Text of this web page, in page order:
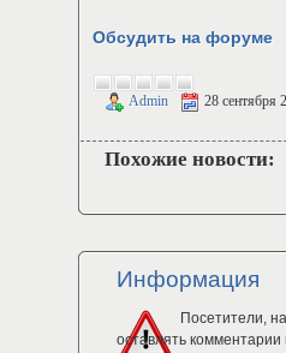
Обсудить на форуме
Admin 28 сентября
Похожие новости:
Информация
Посетители,
оставлять комментарии